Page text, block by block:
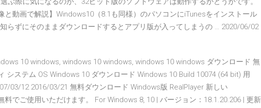
と動画で解説】Windows10（8.1も同様）のパソコンにiTunesをインストール
らずにそのままダウンロードするとアプリ版が入ってしまうの … 2020/06/02
10 windows, windows 10 windows, windows 10 windows ダウンロード 無
システム OS Windows 10 ダウンロード Windows 10 Build 10074 (64 bit) 用
03/12 2016/03/21 無料ダウンロード Windows版 RealPlayer 新しい
でご使用いただけます。 For Windows 8, 10 | バージョン：18.1.20.206 | 更新